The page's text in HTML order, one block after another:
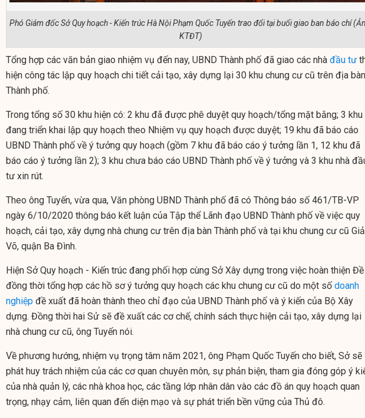
Phó Giám đốc Sở Quy hoạch - Kiến trúc Hà Nội Phạm Quốc Tuyến trao đổi tại buổi giao ban báo chí
KTĐT)
Tổng hợp các văn bản giao nhiệm vụ đến nay, UBND Thành phố đã giao các nhà đầu tư
hiện công tác lập quy hoạch chi tiết cải tạo, xây dựng lại 30 khu chung cư cũ trên địa bàn
Thành phố.
Trong tổng số 30 khu hiện có: 2 khu đã được phê duyệt quy hoạch/tổng mặt bằng; 3 khu
đang triển khai lập quy hoạch theo Nhiệm vụ quy hoạch được duyệt; 19 khu đã báo cáo
UBND Thành phố về ý tưởng quy hoạch (gồm 7 khu đã báo cáo ý tưởng lần 1, 12 khu đã
báo cáo ý tưởng lần 2); 3 khu chưa báo cáo UBND Thành phố về ý tưởng và 3 khu nhà
tư xin rút.
Theo ông Tuyến, vừa qua, Văn phòng UBND Thành phố đã có Thông báo số 461/TB-VP
ngày 6/10/2020 thông báo kết luận của Tập thể Lãnh đạo UBND Thành phố về việc quy
hoạch, cải tạo, xây dựng nhà chung cư trên địa bàn Thành phố và tại khu chung cư cũ
Võ, quận Ba Đình.
Hiện Sở Quy hoạch - Kiến trúc đang phối hợp cùng Sở Xây dựng trong việc hoàn thiện
đồng thời tổng hợp các hồ sơ ý tưởng quy hoạch các khu chung cư cũ do một số doanh
nghiệp đề xuất đã hoàn thành theo chỉ đạo của UBND Thành phố và ý kiến của Bộ Xây
dựng. Đồng thời hai Sử sẽ đề xuất các cơ chế, chính sách thực hiện cải tạo, xây dựng lại
nhà chung cư cũ, ông Tuyến nói.
Về phương hướng, nhiệm vụ trọng tâm năm 2021, ông Phạm Quốc Tuyến cho biết, Sở sẽ
phát huy trách nhiệm của các cơ quan chuyên môn, sự phản biện, tham gia đóng góp ý
của nhà quản lý, các nhà khoa học, các tầng lớp nhân dân vào các đồ án quy hoạch quan
trọng, nhạy cảm, liên quan đến diện mạo và sự phát triển bền vững của Thủ đô.